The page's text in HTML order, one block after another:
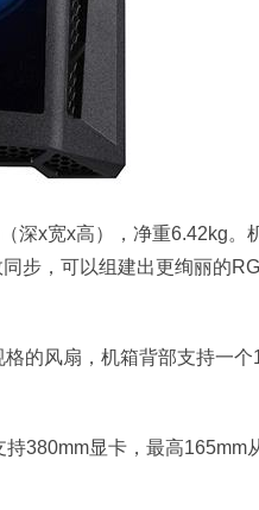
深x宽x高），净重6.42kg。
步，可以组建出更绚丽的
的风扇，机箱背部支持一
380mm显卡，最高165mm